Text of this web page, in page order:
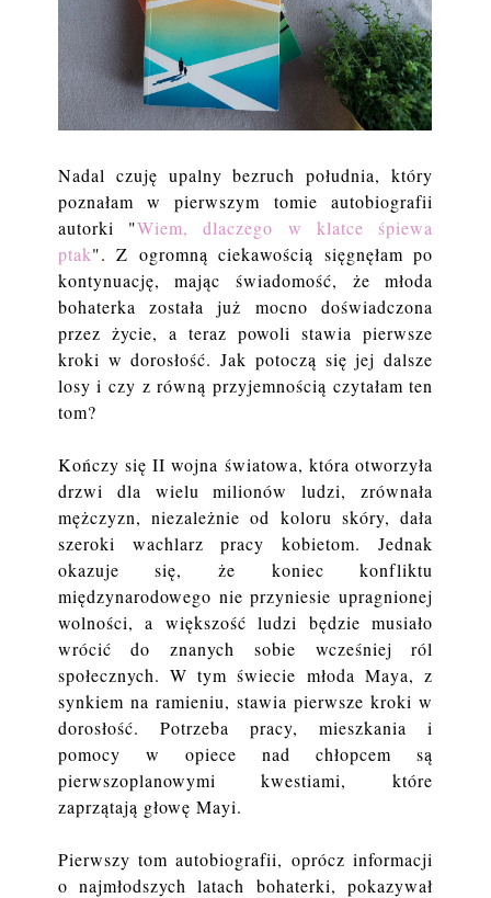
Nadal czuję upalny bezruch południa, który
poznałam w pierwszym tomie autobiografii
autorki "Wiem, dlaczego w klatce śpiewa
ptak". Z ogromną ciekawością sięgnęłam po
kontynuację, mając świadomość, że młoda
bohaterka została już mocno doświadczona
przez życie, a teraz powoli stawia pierwsze
kroki w dorosłość. Jak potoczą się jej dalsze
losy i czy z równą przyjemnością czytałam ten
tom?
Kończy się II wojna światowa, która otworzyła
drzwi dla wielu milionów ludzi, zrównała
mężczyzn, niezależnie od koloru skóry, dała
szeroki wachlarz pracy kobietom. Jednak
okazuje się, że koniec konfliktu
międzynarodowego nie przyniesie upragnionej
wolności, a większość ludzi będzie musiało
wrócić do znanych sobie wcześniej ról
społecznych. W tym świecie młoda Maya, z
synkiem na ramieniu, stawia pierwsze kroki w
dorosłość. Potrzeba pracy, mieszkania i
pomocy w opiece nad chłopcem są
pierwszoplanowymi kwestiami, które
zaprzątają głowę Mayi.
Pierwszy tom autobiografii, oprócz informacji
o najmłodszych latach bohaterki, pokazywał